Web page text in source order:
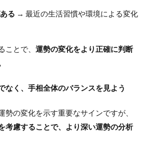
る → 最近の生活習慣や環境による変化
ことで、 運勢の変化をより正確に判断
なく、手相全体のバランスを見よう
勢の変化を示す重要なサインですが、
考慮することで、より深い運勢の分析